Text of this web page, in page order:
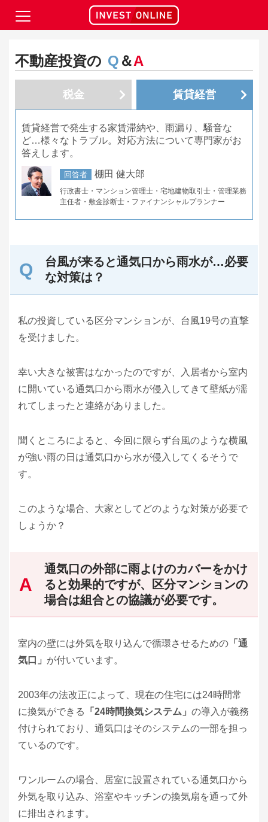
不動産投資の Q ＆A
税金 賃貸経営
賃貸経営で発生する家賃滞納や、雨漏り、騒音な
ど…様々なトラブル。対応方法について専門家がお
答えします。
回答者 棚田 健大郎
行政書士・マンション管理士・宅地建物取引士・管理業務
主任者・敷金診断士・ファイナンシャルプランナー
台風が来ると通気口から雨水が…必要
な対策は？
私の投資している区分マンションが、台風19号の直撃
を受けました。
幸い大きな被害はなかったのですが、入居者から室内
に開いている通気口から雨水が侵入してきて壁紙が濡
れてしまったと連絡がありました。
聞くところによると、今回に限らず台風のような横風
が強い雨の日は通気口から水が侵入してくるそうで
す。
このような場合、大家としてどのような対策が必要で
しょうか？
通気口の外部に雨よけのカバーをかけ
ると効果的ですが、区分マンションの
場合は組合との協議が必要です。
室内の壁には外気を取り込んで循環させるための 「通
気口」 が付いています。
2003年の法改正によって、現在の住宅には24時間常
に換気ができる
「24時間換気システム」 の導入が義務
付けられており、通気口はそのシステムの一部を担っ
ているのです。
ワンルームの場合、居室に設置されている通気口から
外気を取り込み、浴室やキッチンの換気扇を通って外
に排出されます。